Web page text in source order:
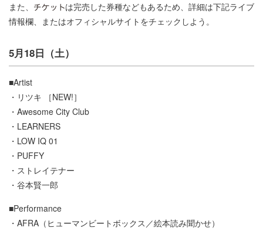
また、
は完売した券種などもあるため、詳細は下記ライブ
情報欄、またはオフィシャルサイトをチェックしよう。
5月18日（土）
■Artist
・リツキ ［NEW!］
・Awesome City Club
・LEARNERS
・LOW IQ 01
・PUFFY
・ストレイテナー
・谷本賢一郎
■Performance
・AFRA（ヒューマンビートボックス／絵本読み聞かせ）